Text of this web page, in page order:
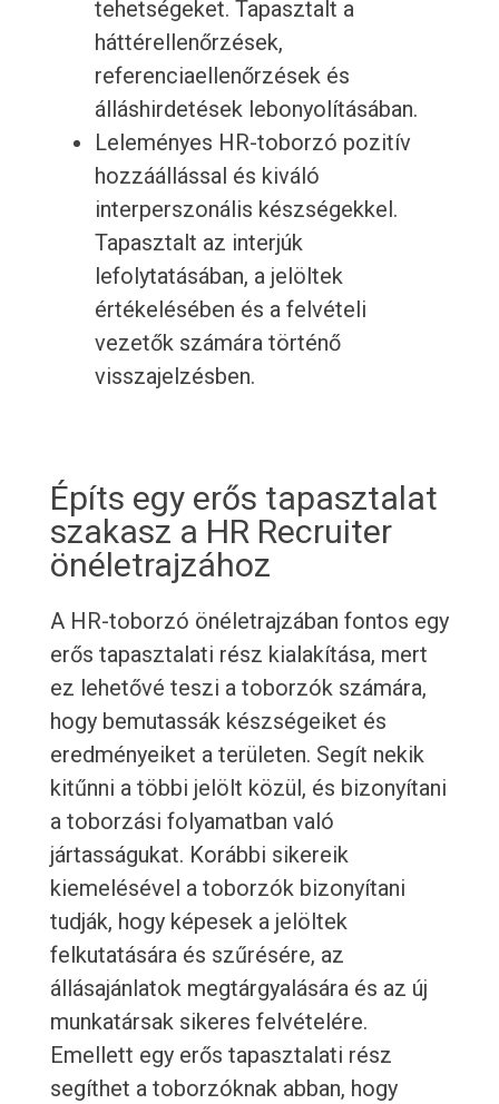
tehetségeket. Tapasztalt a
háttérellenőrzések,
referenciaellenőrzések és
álláshirdetések lebonyolításában.
Leleményes HR-toborzó pozitív
hozzáállással és kiváló
interperszonális készségekkel.
Tapasztalt az interjúk
lefolytatásában, a jelöltek
értékelésében és a felvételi
vezetők számára történő
visszajelzésben.
Építs egy erős tapasztalat
szakasz a HR Recruiter
önéletrajzához
A HR-toborzó önéletrajzában fontos egy
erős tapasztalati rész kialakítása, mert
ez lehetővé teszi a toborzók számára,
hogy bemutassák készségeiket és
eredményeiket a területen. Segít nekik
kitűnni a többi jelölt közül, és bizonyítani
a toborzási folyamatban való
jártasságukat. Korábbi sikereik
kiemelésével a toborzók bizonyítani
tudják, hogy képesek a jelöltek
felkutatására és szűrésére, az
állásajánlatok megtárgyalására és az új
munkatársak sikeres felvételére.
Emellett egy erős tapasztalati rész
segíthet a toborzóknak abban, hogy